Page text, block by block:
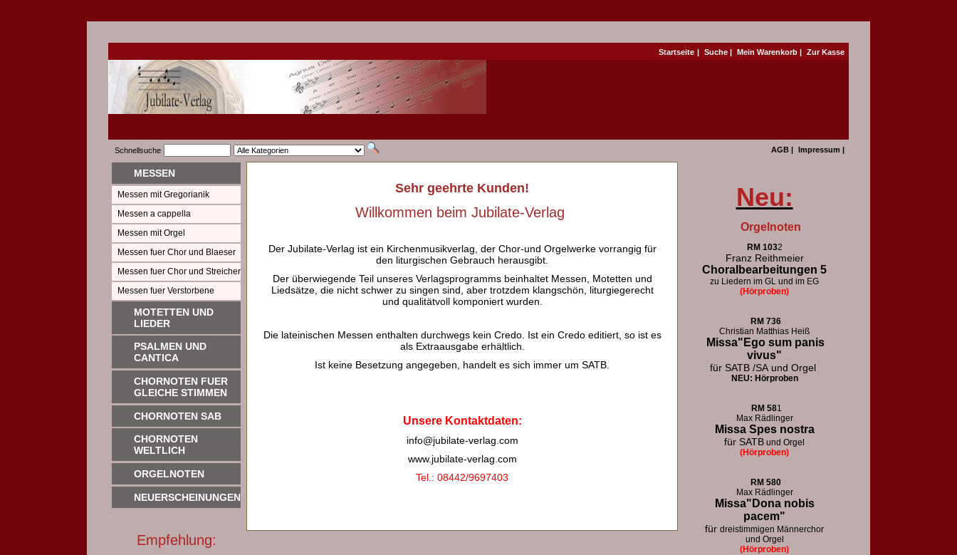
Startseite | Suche | Mein Warenkorb | Zur Kasse
Schnellsuche AGB | Impressum |
MESSEN
Messen mit Gregorianik
Messen a cappella
Messen mit Orgel
Messen fuer Chor und Blaeser
Messen fuer Chor und Streicher
Messen fuer Verstorbene
MOTETTEN UND
LIEDER
PSALMEN UND
CANTICA
CHORNOTEN FUER
GLEICHE STIMMEN
CHORNOTEN SAB
CHORNOTEN
WELTLICH
ORGELNOTEN
NEUERSCHEINUNGEN
Empfehlung:
Sehr geehrte Kunden!
Willkommen beim Jubilate-Verlag
Der Jubilate-Verlag ist ein Kirchenmusikverlag, der Chor-und Orgelwerke vorrangig für
den liturgischen Gebrauch herausgibt.
Der überwiegende Teil unseres Verlagsprogramms beinhaltet Messen, Motetten und
Liedsätze, die nicht schwer zu singen sind, aber trotzdem klangschön, liturgiegerecht
und qualitätvoll komponiert wurden.
Die lateinischen Messen enthalten durchwegs kein Credo. Ist ein Credo editiert, so ist es
als Extraausgabe erhältlich.
Ist keine Besetzung angegeben, handelt es sich immer um SATB.
Unsere Kontaktdaten:
info@jubilate-verlag.com
www.jubilate-verlag.com
Tel.: 08442/9697403
Neu:
Orgelnoten
RM 1032
Franz Reithmeier
Choralbearbeitungen 5
zu Liedern im GL und im EG
(Hörproben)
RM 736
Christian Matthias Heiß
Missa"Ego sum panis
vivus"
für SATB /SA und Orgel
NEU: Hörproben
RM 581
Max Rädlinger
Missa Spes nostra
für SATB und Orgel
(Hörproben)
RM 580
Max Rädlinger
Missa"Dona nobis
pacem"
für dreistimmigen Männerchor
und Orgel
(Hörproben)